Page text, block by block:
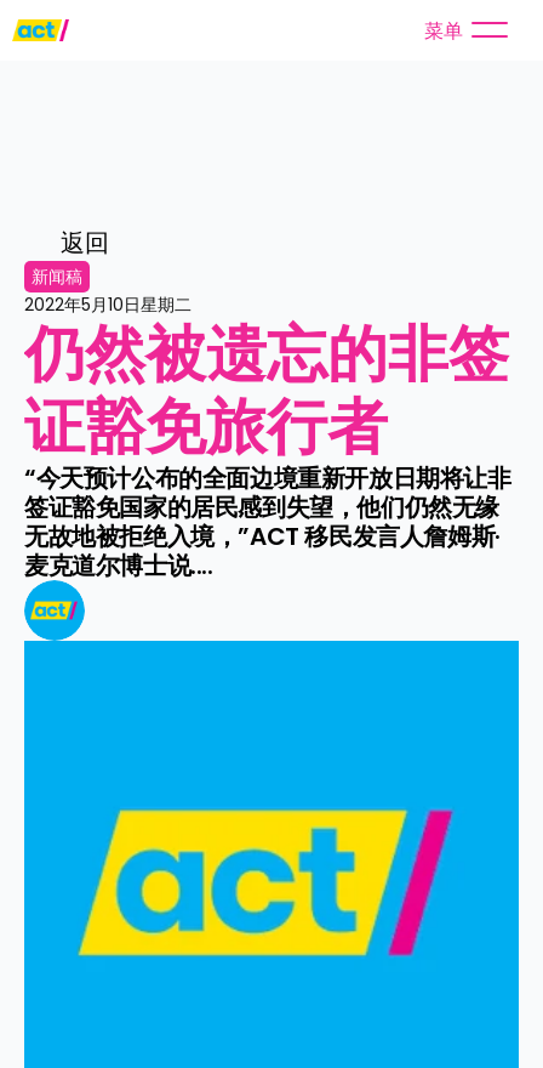
菜单
返回
新闻稿
2022年5月10日星期二
仍然被遗忘的非签
证豁免旅行者
“今天预计公布的全面边境重新开放日期将让非
签证豁免国家的居民感到失望，他们仍然无缘
无故地被拒绝入境，”ACT 移民发言人詹姆斯·
麦克道尔博士说....